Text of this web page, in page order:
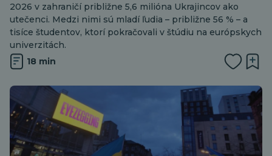
2026 v zahraničí približne 5,6 milióna Ukrajincov ako
utečenci. Medzi nimi sú mladí ľudia – približne 56 % – a
tisíce študentov, ktorí pokračovali v štúdiu na európskych
univerzitách.
18 min